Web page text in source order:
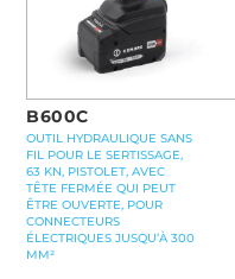
B600C
OUTIL HYDRAULIQUE SANS
FIL POUR LE SERTISSAGE,
63 KN, PISTOLET, AVEC
TÊTE FERMÉE QUI PEUT
ÊTRE OUVERTE, POUR
CONNECTEURS
ÉLECTRIQUES JUSQU’À 300
MM²